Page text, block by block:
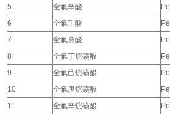
5
全氟辛酸
6
全氟壬酸
7
全氟癸酸
8
全氟丁烷磺酸
9
全氟己烷磺酸
10
全氟庚烷磺酸
11
全氟辛烷磺酸